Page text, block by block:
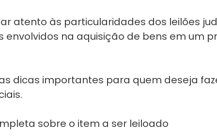
atento às particularidades dos leilões
envolvidos na aquisição de bens em um
dicas importantes para quem deseja
sobre o item a ser leiloado